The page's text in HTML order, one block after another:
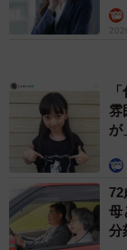
小学3年生がアトピー
まず目を引くの
雰
が
母
分